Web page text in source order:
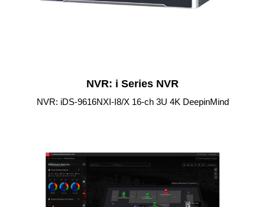
NVR: i Series NVR
NVR: iDS-9616NXI-I8/X 16-ch 3U 4K DeepinMind